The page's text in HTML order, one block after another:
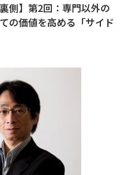
側】第2回：専門以外の
の価値を高める「サイド